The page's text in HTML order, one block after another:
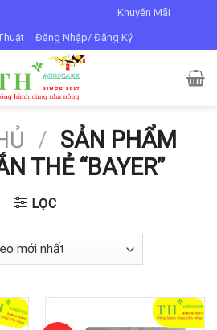
Khuyến Mãi
Đăng Nhập/ Đăng Ký
/ SẢN PHẨM
THẺ “BAYER”
LỌC